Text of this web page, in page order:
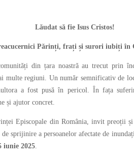
Lăudat să fie Isus Cristos!
Părinți, frați și surori iubiți în
din țara noastră au trecut prin
multe regiuni. Un număr semnificativ de
a fost pusă în pericol. În fața
și ajutor concret.
Episcopale din România, invit preoții
sprijinire a persoanelor afectate de
iunie 2025.